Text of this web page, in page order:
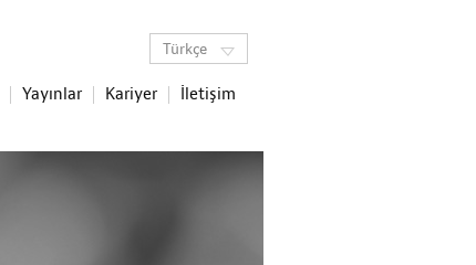
Türkçe
Yayınlar Kariyer İletişim